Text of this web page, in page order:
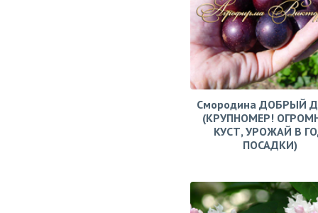
Смородина ДОБРЫЙ
(КРУПНОМЕР!
КУСТ, УРОЖАЙ В
ПОСАДКИ)